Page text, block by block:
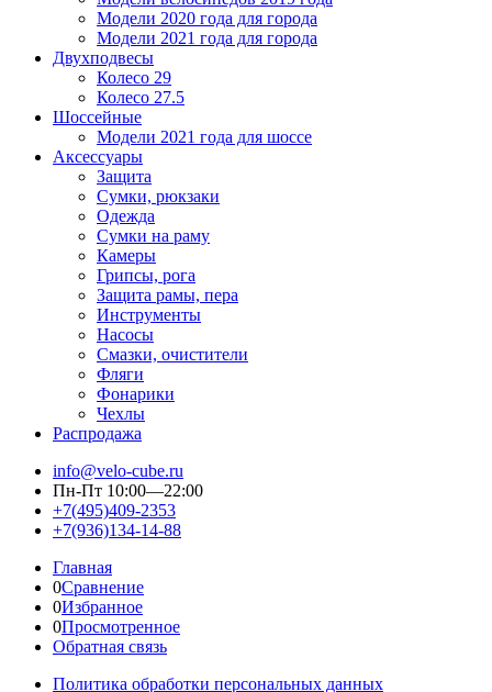
Модели 2020 года для города
Модели 2021 года для города
Двухподвесы
Колесо 29
Колесо 27.5
Шоссейные
Модели 2021 года для шоссе
Аксессуары
Защита
Сумки, рюкзаки
Одежда
Сумки на раму
Камеры
Грипсы, рога
Защита рамы, пера
Инструменты
Насосы
Смазки, очистители
Фляги
Фонарики
Чехлы
Распродажа
info@velo-cube.ru
Пн-Пт 10:00—22:00
+7(495)409-2353
+7(936)134-14-88
Главная
0Сравнение
0Избранное
0Просмотренное
Обратная связь
Политика обработки персональных данных